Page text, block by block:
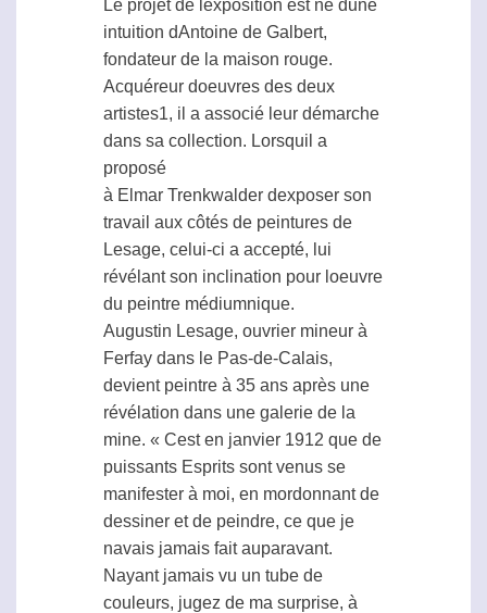
Le projet de lexposition est né dune
intuition dAntoine de Galbert,
fondateur de la maison rouge.
Acquéreur doeuvres des deux
artistes1, il a associé leur démarche
dans sa collection. Lorsquil a
proposé
à Elmar Trenkwalder dexposer son
travail aux côtés de peintures de
Lesage, celui-ci a accepté, lui
révélant son inclination pour loeuvre
du peintre médiumnique.
Augustin Lesage, ouvrier mineur à
Ferfay dans le Pas-de-Calais,
devient peintre à 35 ans après une
révélation dans une galerie de la
mine. « Cest en janvier 1912 que de
puissants Esprits sont venus se
manifester à moi, en mordonnant de
dessiner et de peindre, ce que je
navais jamais fait auparavant.
Nayant jamais vu un tube de
couleurs, jugez de ma surprise, à